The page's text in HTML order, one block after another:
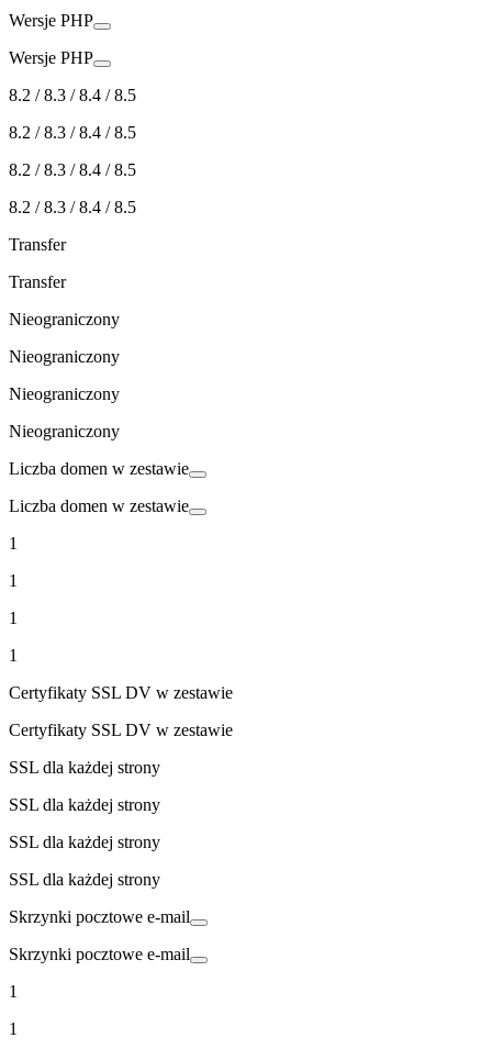
Wersje PHP
Wersje PHP
8.2 / 8.3 / 8.4 / 8.5
8.2 / 8.3 / 8.4 / 8.5
8.2 / 8.3 / 8.4 / 8.5
8.2 / 8.3 / 8.4 / 8.5
Transfer
Transfer
Nieograniczony
Nieograniczony
Nieograniczony
Nieograniczony
Liczba domen w zestawie
Liczba domen w zestawie
1
1
1
1
Certyfikaty SSL DV w zestawie
Certyfikaty SSL DV w zestawie
SSL dla każdej strony
SSL dla każdej strony
SSL dla każdej strony
SSL dla każdej strony
Skrzynki pocztowe e-mail
Skrzynki pocztowe e-mail
1
1